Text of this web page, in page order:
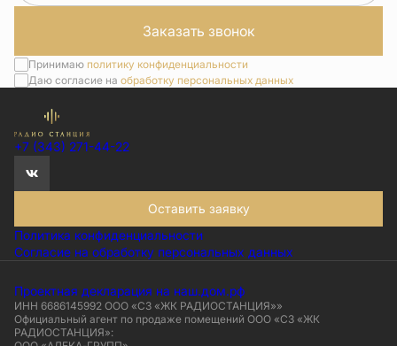
Заказать звонок
Принимаю политику конфиденциальности
Даю согласие на обработку персональных данных
+7 (343) 271-44-22
Оставить заявку
Политика конфиденциальности
Согласие на обработку персональных данных
Проектная декларация на наш.дом.рф
ИНН 6686145992 ООО «СЗ «ЖК РАДИОСТАНЦИЯ»»
Официальный агент по продаже помещений ООО «СЗ «ЖК
РАДИОСТАНЦИЯ»: